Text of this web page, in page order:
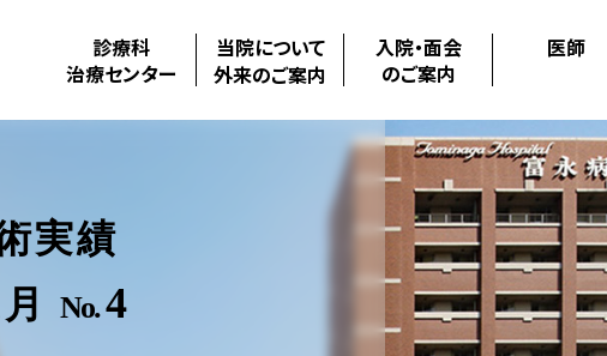
診療科
治療センター
当院について
外来のご案内
入院・面会
のご案内
医師
実績
No.4